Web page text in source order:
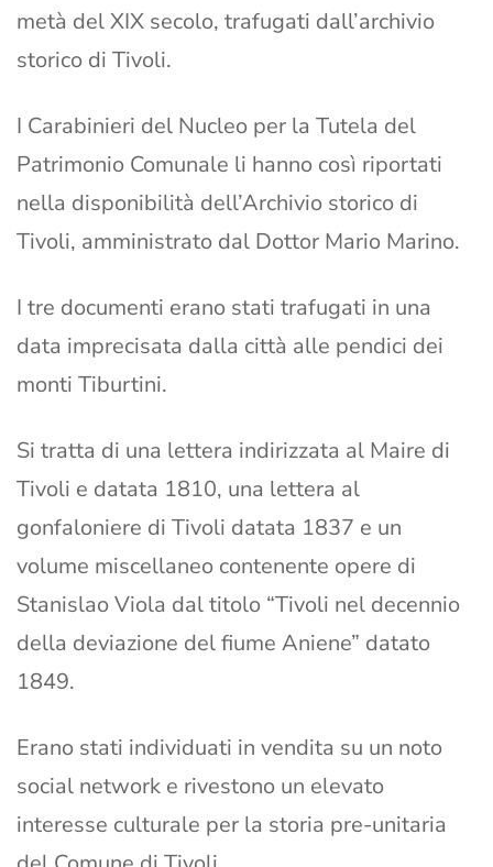
metà del XIX secolo, trafugati dall’archivio
storico di Tivoli.
I Carabinieri del Nucleo per la Tutela del
Patrimonio Comunale li hanno così riportati
nella disponibilità dell’Archivio storico di
Tivoli, amministrato dal Dottor Mario Marino.
I tre documenti erano stati trafugati in una
data imprecisata dalla città alle pendici dei
monti Tiburtini.
Si tratta di una lettera indirizzata al Maire di
Tivoli e datata 1810, una lettera al
gonfaloniere di Tivoli datata 1837 e un
volume miscellaneo contenente opere di
Stanislao Viola dal titolo “Tivoli nel decennio
della deviazione del fiume Aniene” datato
1849.
Erano stati individuati in vendita su un noto
social network e rivestono un elevato
interesse culturale per la storia pre-unitaria